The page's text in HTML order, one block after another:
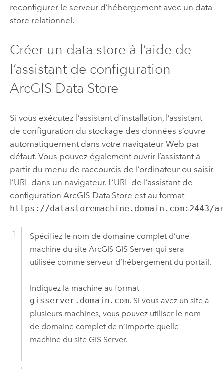
reconfigurer le serveur d’hébergement avec un data
store relationnel.
Créer un data store à l’aide de
l’assistant de configuration
ArcGIS Data Store
Si vous exécutez l’assistant d’installation, l’assistant
de configuration du stockage des données s’ouvre
automatiquement dans votre navigateur Web par
défaut. Vous pouvez également ouvrir l’assistant à
partir du menu de raccourcis de l’ordinateur ou saisir
l’URL dans un navigateur. L’URL de l’assistant de
configuration ArcGIS Data Store est au format
https://datastoremachine.domain.com:2443/
Spécifiez le nom de domaine complet d’une
machine du site ArcGIS GIS Serverqui sera
utilisée comme serveur d’hébergement du portail.
Indiquez la machine au format
gisserver.domain.com. Si vous avez un site à
plusieurs machines, vous pouvez utiliser le nom
de domaine complet de n’importe quelle
machine du site GIS Server.